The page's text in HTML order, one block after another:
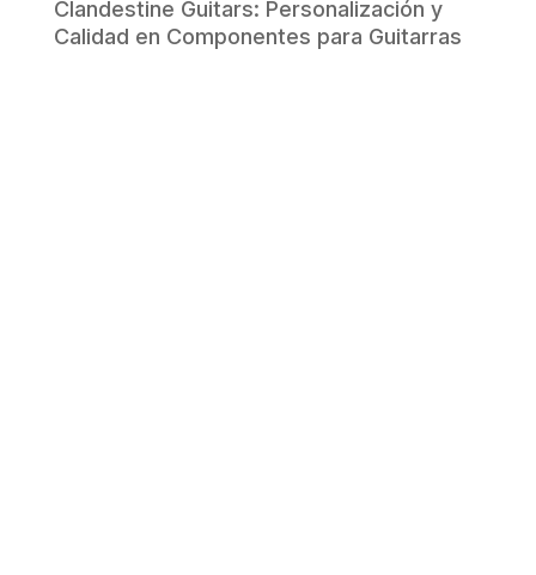
Clandestine Guitars: Personalización y
Calidad en Componentes para Guitarras